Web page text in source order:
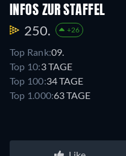
INFOS ZUR STAFFEL
250. +26
Top Rank:09.
Top 10:3 TAGE
Top 100:34 TAGE
Top 1.000:63 TAGE